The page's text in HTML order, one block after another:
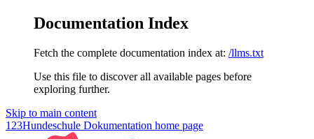
Documentation Index
Fetch the complete documentation index at: /llms.txt
Use this file to discover all available pages before
exploring further.
Skip to main content
123Hundeschule Dokumentation home page